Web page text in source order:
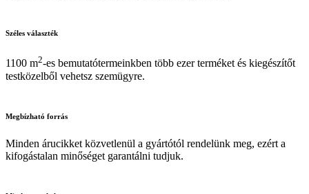
Széles választék
1100 m2-es bemutatótermeinkben több ezer terméket és kiegészítőt
testközelből vehetsz szemügyre.
Megbízható forrás
Minden árucikket közvetlenül a gyártótól rendelünk meg, ezért a
kifogástalan minőséget garantálni tudjuk.